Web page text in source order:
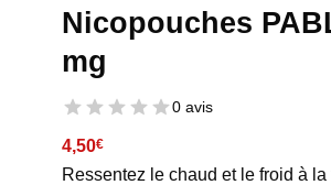
Nicopouches
mg
0 avis
4,50€
Ressentez le chaud et le froid à